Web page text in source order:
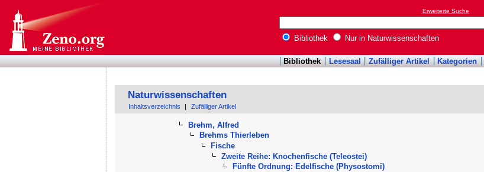
Erweiterte Suche
Bibliothek Nur in Naturwissenschaften
Bibliothek Lesesaal Zufälliger Artikel Kategorien
Naturwissenschaften
Inhaltsverzeichnis Zufälliger Artikel
Brehm, Alfred
Brehms Thierleben
Fische
Zweite Reihe: Knochenfische (Teleostei)
Fünfte Ordnung: Edelfische (Physostomi)